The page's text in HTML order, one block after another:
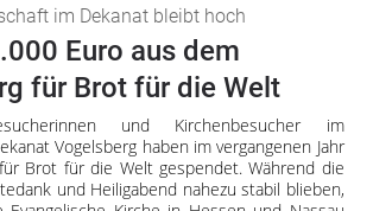
im Dekanat bleibt hoch
Euro aus dem
für Brot für die Welt
und Kirchenbesucher im
Vogelsberg haben im vergangenen Jahr
Brot für die Welt gespendet. Während die
und Heiligabend nahezu stabil blieben,